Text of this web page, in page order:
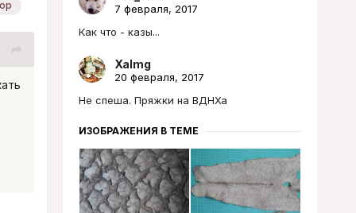
7 февраля, 2017
Как что - казы...
Xalmg
20 февраля, 2017
Не спеша. Пряжки на ВДНХа
ИЗОБРАЖЕНИЯ В ТЕМЕ